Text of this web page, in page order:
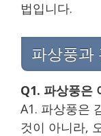
법입니다.
파상풍과
Q1. 파상풍은
A1. 파상풍은
것이 아니라,